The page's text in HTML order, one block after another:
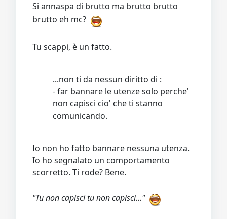
Si annaspa di brutto ma brutto brutto
brutto eh mc?
Tu scappi, è un fatto.
...non ti da nessun diritto di :
- far bannare le utenze solo perche'
non capisci cio' che ti stanno
comunicando.
Io non ho fatto bannare nessuna utenza.
Io ho segnalato un comportamento
scorretto. Ti rode? Bene.
"Tu non capisci tu non capisci..."